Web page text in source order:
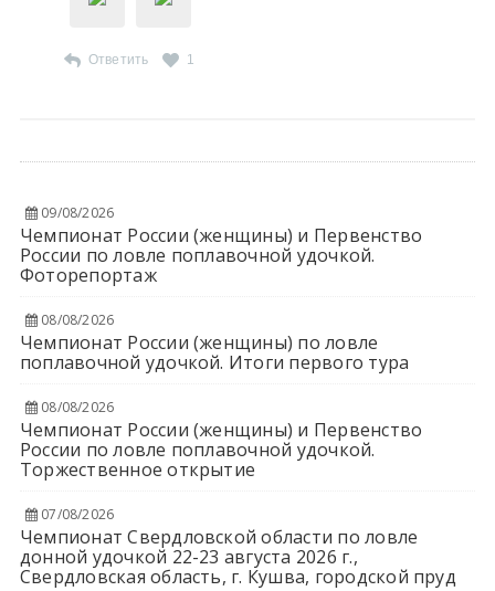
Ответить 1
09/08/2026
Чемпионат России (женщины) и Первенство
России по ловле поплавочной удочкой.
Фоторепортаж
08/08/2026
Чемпионат России (женщины) по ловле
поплавочной удочкой. Итоги первого тура
08/08/2026
Чемпионат России (женщины) и Первенство
России по ловле поплавочной удочкой.
Торжественное открытие
07/08/2026
Чемпионат Свердловской области по ловле
донной удочкой 22-23 августа 2026 г.,
Свердловская область, г. Кушва, городской пруд